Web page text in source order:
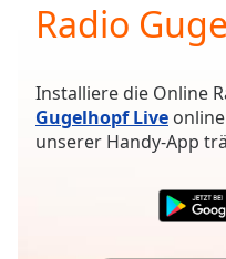
Current
Time0:00
Duration-:-
Loaded:
0.00%
Radio
Installiere die Online
Gugelhopf Live
unserer Handy-App